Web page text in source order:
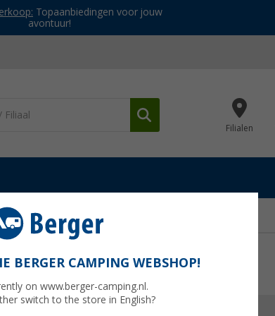
Topaanbiedingen voor jouw
avontuur!
Filialen
& kookhulp
BERGER CAMPING WEBSHOP!
on www.berger-camping.nl.
switch to the store in English?